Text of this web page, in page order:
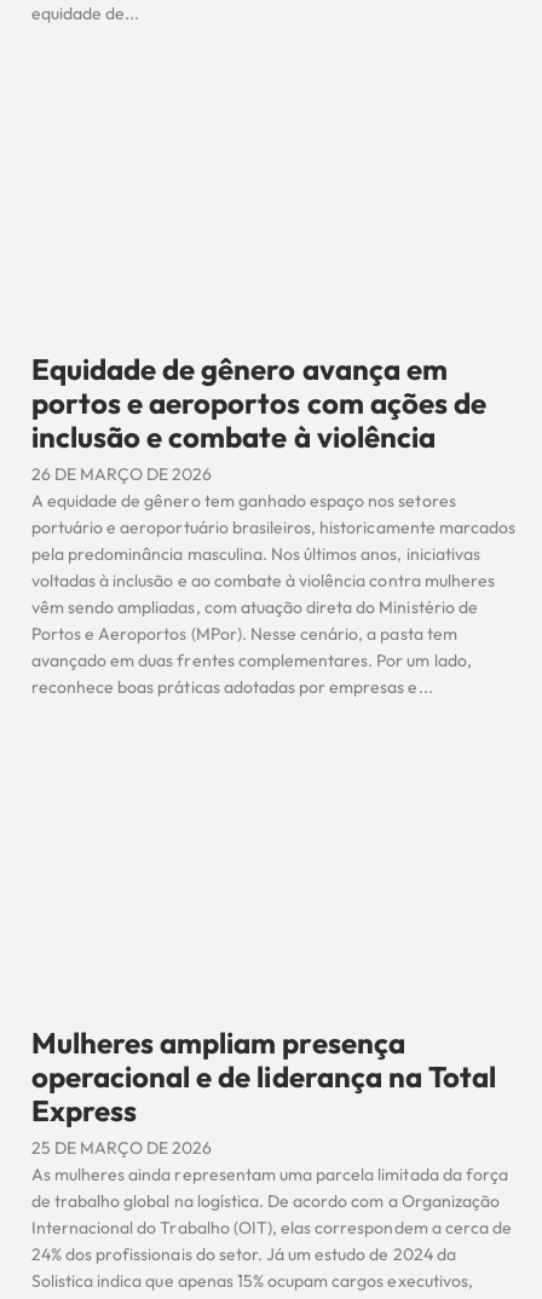
equidade de...
Equidade de gênero avança em
portos e aeroportos com ações de
inclusão e combate à violência
26 DE MARÇO DE 2026
A equidade de gênero tem ganhado espaço nos setores
portuário e aeroportuário brasileiros, historicamente marcados
pela predominância masculina. Nos últimos anos, iniciativas
voltadas à inclusão e ao combate à violência contra mulheres
vêm sendo ampliadas, com atuação direta do Ministério de
Portos e Aeroportos (MPor). Nesse cenário, a pasta tem
avançado em duas frentes complementares. Por um lado,
reconhece boas práticas adotadas por empresas e...
Mulheres ampliam presença
operacional e de liderança na Total
Express
25 DE MARÇO DE 2026
As mulheres ainda representam uma parcela limitada da força
de trabalho global na logística. De acordo com a Organização
Internacional do Trabalho (OIT), elas correspondem a cerca de
24% dos profissionais do setor. Já um estudo de 2024 da
Solistica indica que apenas 15% ocupam cargos executivos,